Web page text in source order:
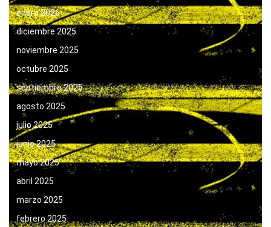
enero 2026
diciembre 2025
noviembre 2025
octubre 2025
septiembre 2025
agosto 2025
julio 2025
junio 2025
mayo 2025
abril 2025
marzo 2025
febrero 2025